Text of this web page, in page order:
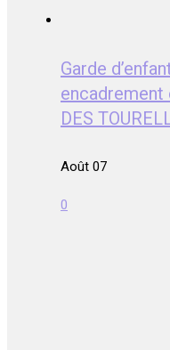
Garde
encadrement
DES
Août 07
0